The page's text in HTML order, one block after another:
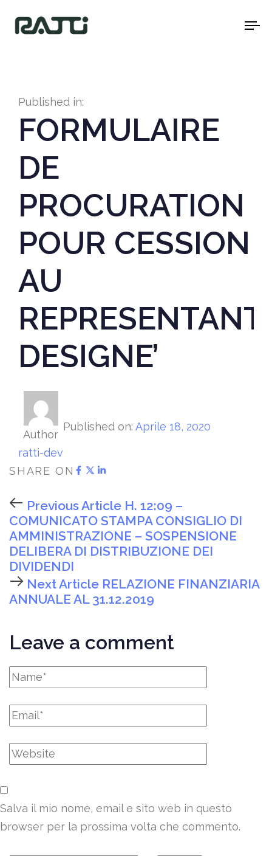
Published in:
FORMULAIRE
DE
PROCURATION
POUR CESSION
AU
REPRESENTANT
DESIGNE’
Author
ratti-dev
Published on: Aprile 18, 2020
SHARE ON
Previous Article H. 12:09 –
COMUNICATO STAMPA CONSIGLIO DI
AMMINISTRAZIONE – SOSPENSIONE
DELIBERA DI DISTRIBUZIONE DEI
DIVIDENDI
Next Article RELAZIONE FINANZIARIA
ANNUALE AL 31.12.2019
Leave a comment
Salva il mio nome, email e sito web in questo
browser per la prossima volta che commento.